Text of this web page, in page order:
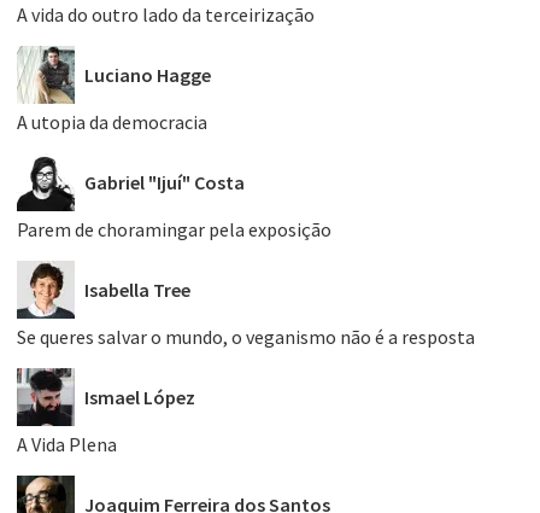
A vida do outro lado da terceirização
Luciano Hagge
A utopia da democracia
Gabriel "Ijuí" Costa
Parem de choramingar pela exposição
Isabella Tree
Se queres salvar o mundo, o veganismo não é a resposta
Ismael López
A Vida Plena
Joaquim Ferreira dos Santos